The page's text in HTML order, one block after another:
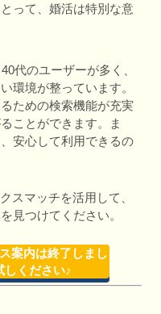
って、婚活は特別な意
代のユーザーが多く、
環境が整っています。
ための検索機能が充実
ことができます。ま
安心して利用できるの
スマッチを活用して、
見つけてください。
案内は終了しまし
しください♪